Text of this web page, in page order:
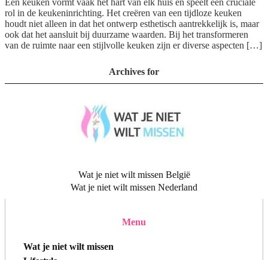
rol in de keukeninrichting. Het creëren van een tijdloze keuken
houdt niet alleen in dat het ontwerp esthetisch aantrekkelijk is, maar
ook dat het aansluit bij duurzame waarden. Bij het transformeren
van de ruimte naar een stijlvolle keuken zijn er diverse aspecten […]
Archives for
Wat je niet wilt missen België
Wat je niet wilt missen Nederland
Menu
Wat je niet wilt missen